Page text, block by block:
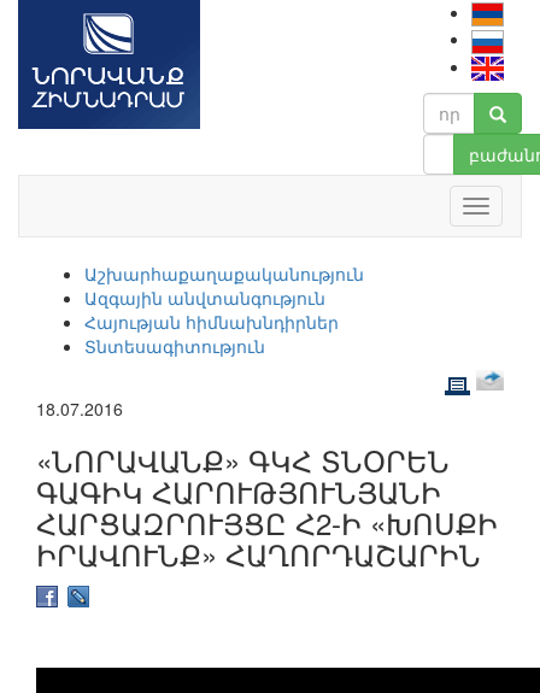
Աշխարհաքաղաքականություն
Ազգային անվտանգություն
Հայության հիմնախնդիրներ
Տնտեսագիտություն
18.07.2016
«ՆՈՐԱՎԱՆՔ» ԳԿՀ ՏՆՕՐԵՆ
ԳԱԳԻԿ ՀԱՐՈՒԹՅՈՒՆՅԱՆԻ
ՀԱՐՑԱԶՐՈՒՅՑԸ Հ2-Ի «ԽՈՍՔԻ
ԻՐԱՎՈՒՆՔ» ՀԱՂՈՐԴԱՇԱՐԻՆ